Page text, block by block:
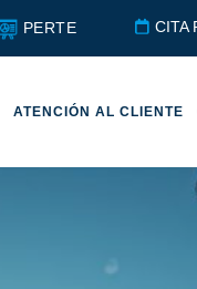
PERTE CITA
ATENCIÓN AL CLIENTE